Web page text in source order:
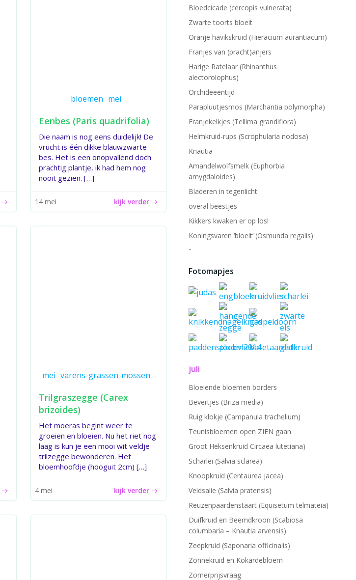
bloemen mei
Eenbes (Paris quadrifolia)
Die naam is nog eens duidelijk! De
vrucht is één dikke blauwzwarte
bes. Het is een onopvallend doch
prachtig plantje, ik had hem nog
nooit gezien. […]
14 mei kijk verder
mei varens-grassen-mossen
Trilgraszegge (Carex
brizoides)
Het moeras begint weer te
groeien en bloeien. Nu het riet nog
laag is kun je een mooi wit veldje
trilzegge bewonderen. Het
bloemhoofdje (hooguit 2cm) […]
4 mei kijk verder
Bloedcicade (cercopis vulnerata)
Zwarte toorts bloeit
Oranje havikskruid (Hieracium aurantiacum)
Franjes van (pracht)anjers
Harige Ratelaar (Rhinanthus
alectorolophus)
Orchideeëntijd
Parapluutjesmos (Marchantia polymorpha)
Franjekelkjes (Tellima grandiflora)
Helmkruid-rups (Scrophularia nodosa)
Knautia
Amandelwolfsmelk (Euphorbia
amygdaloides)
Bladeren in tegenlicht
overal beestjes
Kikkers kwaken er op los!
Koningsvaren ‘bloeit’ (Osmunda regalis)
-
Fotomapjes
juli
Bloeiende bloemen borders
Bevertjes (Briza media)
Ruig klokje (Campanula trachelium)
Teunisbloemen open ZIEN gaan
Groot Heksenkruid Circaea lutetiana)
Scharlei (Salvia sclarea)
Knoopkruid (Centaurea jacea)
Veldsalie (Salvia pratensis)
Reuzenpaardenstaart (Equisetum telmateia)
Duifkruid en Beemdkroon (Scabiosa
columbaria – Knautia arvensis)
Zeepkruid (Saponaria officinalis)
Zonnekruid en Kokardebloem
Zomerprijsvraag